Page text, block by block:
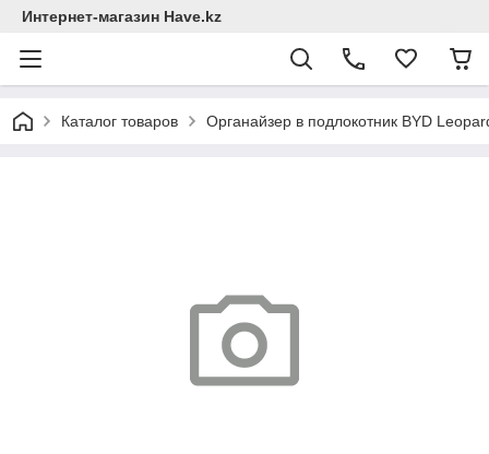
Интернет-магазин Have.kz
Каталог товаров Органайзер в подлокотник BYD